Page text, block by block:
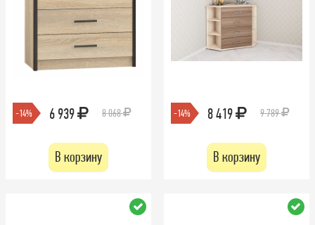
-14% 6 939 8 068
В корзину
-14% 8 419 9 789
В корзину